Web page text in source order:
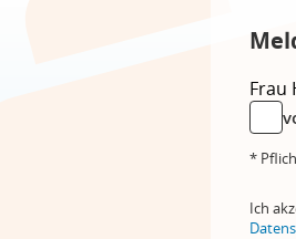
Frau
*
Ich